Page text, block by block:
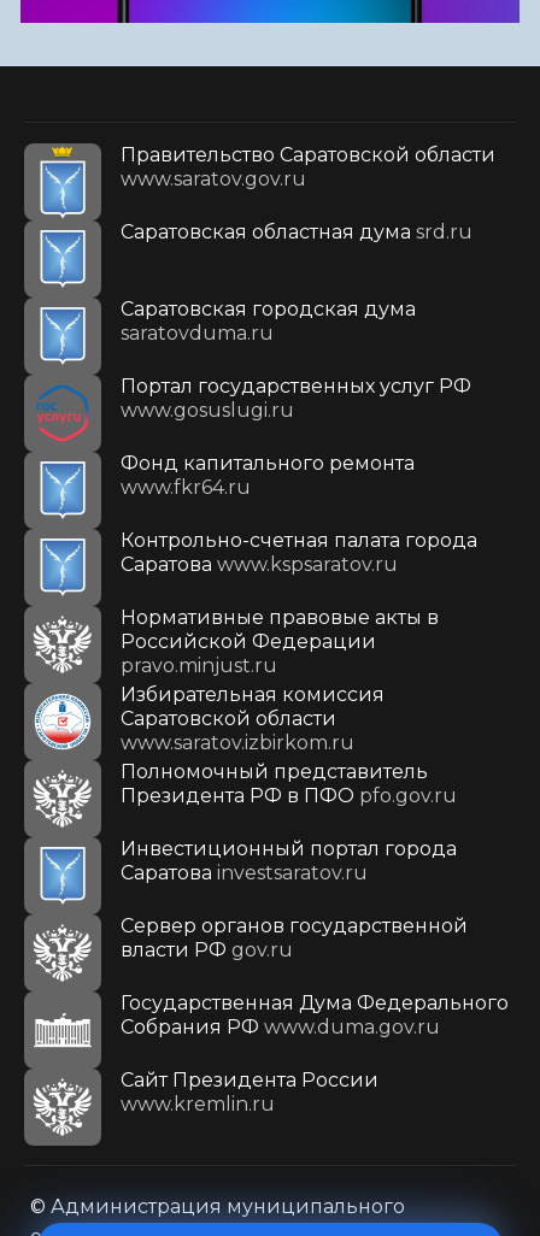
Правительство Саратовской области
www.saratov.gov.ru
Саратовская областная дума srd.ru
Саратовская городская дума
saratovduma.ru
Портал государственных услуг РФ
www.gosuslugi.ru
Фонд капитального ремонта
www.fkr64.ru
Контрольно-счетная палата города
Саратова www.kspsaratov.ru
Нормативные правовые акты в
Российской Федерации
pravo.minjust.ru
Избирательная комиссия
Саратовской области
www.saratov.izbirkom.ru
Полномочный представитель
Президента РФ в ПФО pfo.gov.ru
Инвестиционный портал города
Саратова investsaratov.ru
Сервер органов государственной
власти РФ gov.ru
Государственная Дума Федерального
Собрания РФ www.duma.gov.ru
Cайт Президента России
www.kremlin.ru
© Администрация муниципального